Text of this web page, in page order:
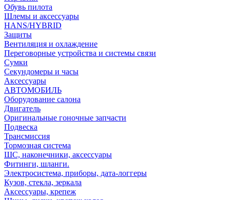
Обувь пилота
Шлемы и аксессуары
HANS/HYBRID
Защиты
Вентиляция и охлаждение
Переговорные устройства и системы связи
Сумки
Секундомеры и часы
Аксессуары
АВТОМОБИЛЬ
Оборудование салона
Двигатель
Оригинальные гоночные запчасти
Подвеска
Трансмиссия
Тормозная система
ШС, наконечники, аксессуары
Фитинги, шланги.
Электросистема, приборы, дата-логгеры
Кузов, стекла, зеркала
Аксессуары, крепеж